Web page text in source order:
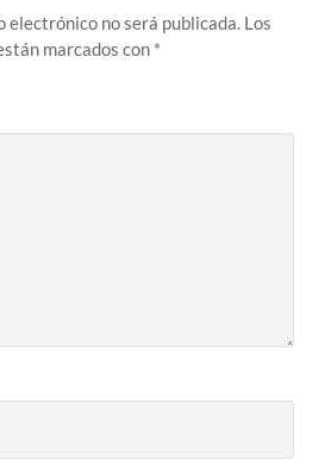
electrónico no será publicada. Los
marcados con *